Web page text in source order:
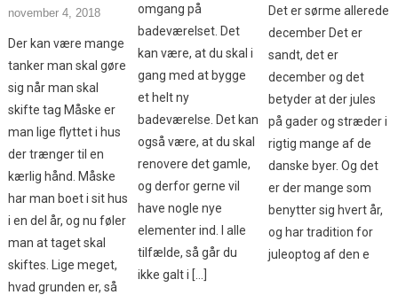
november 4, 2018
Der kan være mange
tanker man skal gøre
sig når man skal
skifte tag Måske er
man lige flyttet i hus
der trænger til en
kærlig hånd. Måske
har man boet i sit hus
i en del år, og nu føler
man at taget skal
skiftes. Lige meget,
hvad grunden er, så
omgang på
badeværelset. Det
kan være, at du skal i
gang med at bygge
et helt ny
badeværelse. Det kan
også være, at du skal
renovere det gamle,
og derfor gerne vil
have nogle nye
elementer ind. I alle
tilfælde, så går du
ikke galt i […]
Det er sørme allerede
december Det er
sandt, det er
december og det
betyder at der jules
på gader og stræder i
rigtig mange af de
danske byer. Og det
er der mange som
benytter sig hvert år,
og har tradition for
juleoptog af den e